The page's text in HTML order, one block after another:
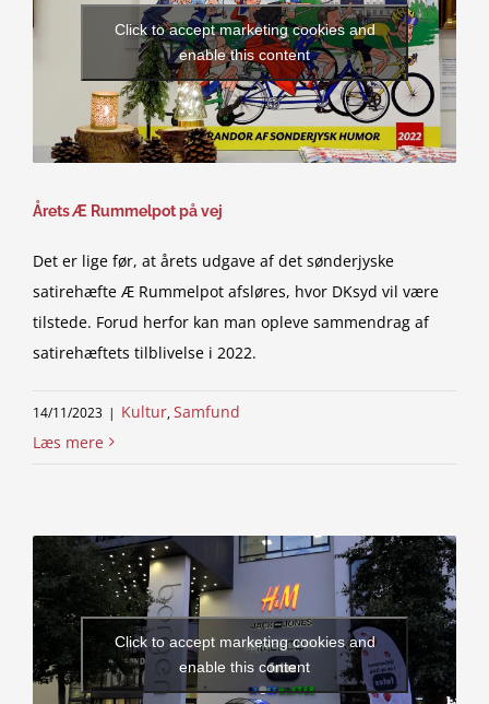
Click to accept marketing cookies and
enable this content
Årets Æ Rummelpot på vej
Det er lige før, at årets udgave af det sønderjyske
satirehæfte Æ Rummelpot afsløres, hvor DKsyd vil være
tilstede. Forud herfor kan man opleve sammendrag af
satirehæftets tilblivelse i 2022.
14/11/2023 | Kultur,Samfund
Læs mere
Click to accept marketing cookies and
enable this content